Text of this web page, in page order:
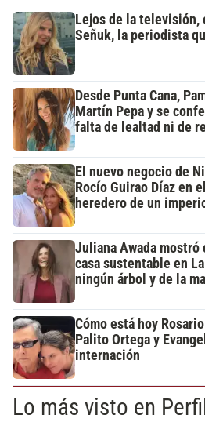
Lejos de la televisión,
Señuk, la periodista
Desde Punta Cana,
Martín Pepa y se
falta de lealtad ni de
El nuevo negocio de
Rocío Guirao Díaz en
heredero de un
Juliana Awada mostró
casa sustentable en
ningún árbol y de la
Cómo está hoy
Palito Ortega y
internación
Lo más visto en